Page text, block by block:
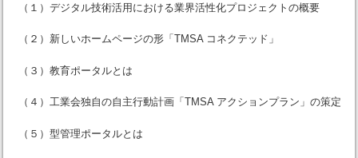
（１）デジタル技術活用における業界活性化プロジェクトの概要
（２）新しいホームページの形「TMSA コネクテッド」
（３）教育ポータルとは
（４）工業会独自の自主行動計画「TMSA アクションプラン」の策定
（５）型管理ポータルとは